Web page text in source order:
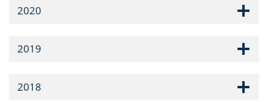
2020
2019
2018